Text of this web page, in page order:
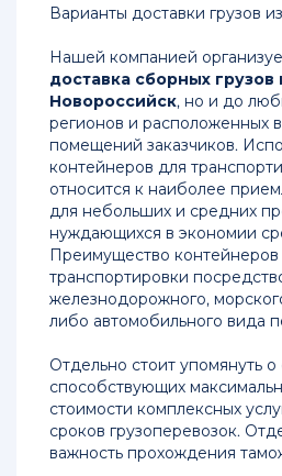
Грузоперевозки
Китая
до
Новосибирска
Доставка
груза
в
Иркутск
из
Китая
Доставка
груза
Китая
в
Красноярск
Доставка
Варианты доставки грузов
Нашей компанией
доставка сборных грузов
Новороссийск, но и до
регионов и расположенных
помещений заказчиков.
контейнеров для
относится к наиболее
для небольших и средних
нуждающихся в экономии
Преимущество
транспортировки
железнодорожного,
либо автомобильного вида
Отдельно стоит упомянуть о
способствующих
стоимости комплексных
сроков грузоперевозок.
важность прохождения